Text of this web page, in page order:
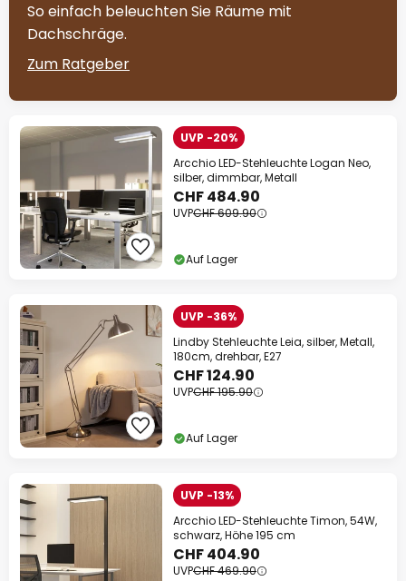
So einfach beleuchten Sie Räume mit
Dachschräge.
Zum Ratgeber
UVP -20%
Arcchio LED-Stehleuchte Logan Neo,
silber, dimmbar, Metall
CHF 484.90
UVPCHF 609.90
Auf Lager
UVP -36%
Lindby Stehleuchte Leia, silber, Metall,
180cm, drehbar, E27
CHF 124.90
UVPCHF 195.90
Auf Lager
UVP -13%
Arcchio LED-Stehleuchte Timon, 54W,
schwarz, Höhe 195 cm
CHF 404.90
UVPCHF 469.90